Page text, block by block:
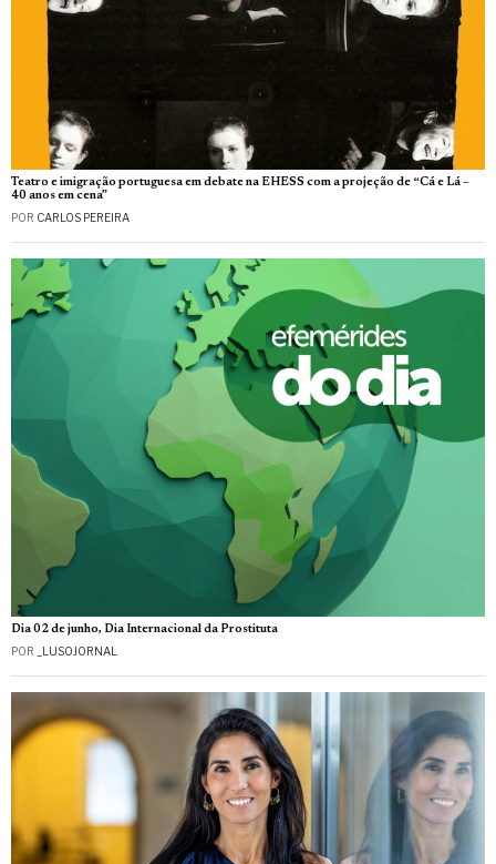
Teatro e imigração portuguesa em debate na EHESS com a projeção de “Cá e Lá –
40 anos em cena”
POR CARLOS PEREIRA
Dia 02 de junho, Dia Internacional da Prostituta
POR _LUSOJORNAL